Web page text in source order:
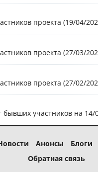
проекта (19/04/
проекта (27/03/
проекта (27/02/
бывших участников на 14/
Анонсы Блоги
Обратная связь